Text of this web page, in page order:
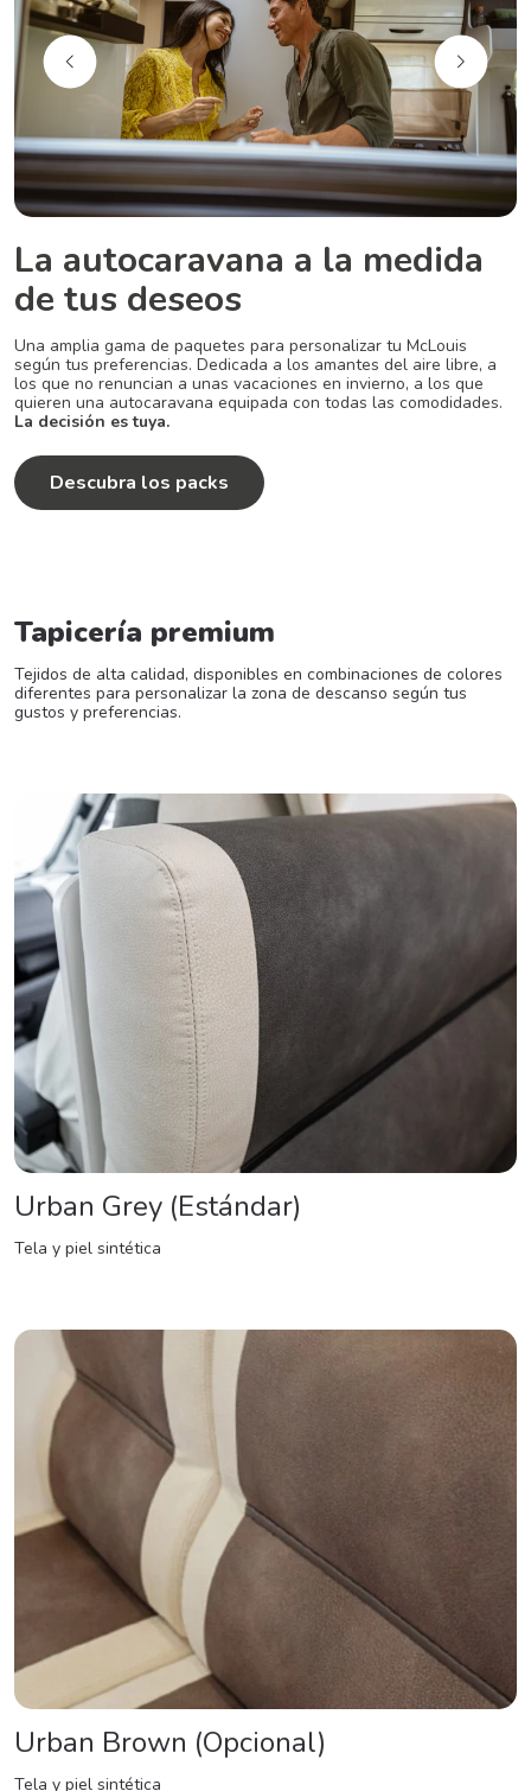
La autocaravana a la medida
de tus deseos
Una amplia gama de paquetes para personalizar tu McLouis
según tus preferencias. Dedicada a los amantes del aire libre, a
los que no renuncian a unas vacaciones en invierno, a los que
quieren una autocaravana equipada con todas las comodidades.
La decisión es tuya.
Descubra los packs
Tapicería premium
Tejidos de alta calidad, disponibles en combinaciones de colores
diferentes para personalizar la zona de descanso según tus
gustos y preferencias.
Urban Grey (Estándar)
Tela y piel sintética
Urban Brown (Opcional)
Tela y piel sintética